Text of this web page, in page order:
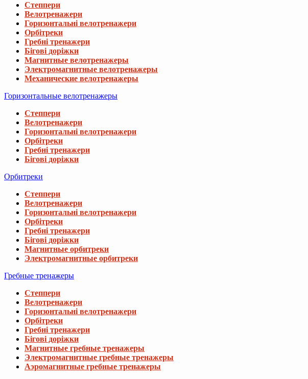
Степпери
Велотренажери
Горизонтальні велотренажери
Орбітреки
Гребні тренажери
Бігові доріжки
Магнитные велотренажеры
Электромагнитные велотренажеры
Механические велотренажеры
Горизонтальные велотренажеры
Степпери
Велотренажери
Горизонтальні велотренажери
Орбітреки
Гребні тренажери
Бігові доріжки
Орбитреки
Степпери
Велотренажери
Горизонтальні велотренажери
Орбітреки
Гребні тренажери
Бігові доріжки
Магнитные орбитреки
Электромагнитные орбитреки
Гребные тренажеры
Степпери
Велотренажери
Горизонтальні велотренажери
Орбітреки
Гребні тренажери
Бігові доріжки
Магнитные гребные тренажеры
Электромагнитные гребные тренажеры
Аэромагнитные гребные тренажеры